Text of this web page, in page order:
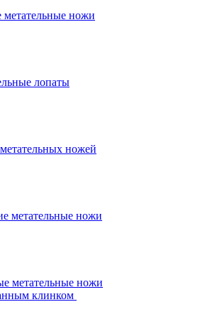
метательные ножи
лопаты
ножей
метательные ножи
метательные ножи
клинком